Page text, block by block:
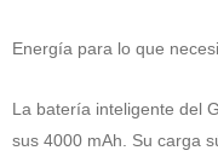
Energía para lo que
La batería inteligente del
sus 4000 mAh. Su carga